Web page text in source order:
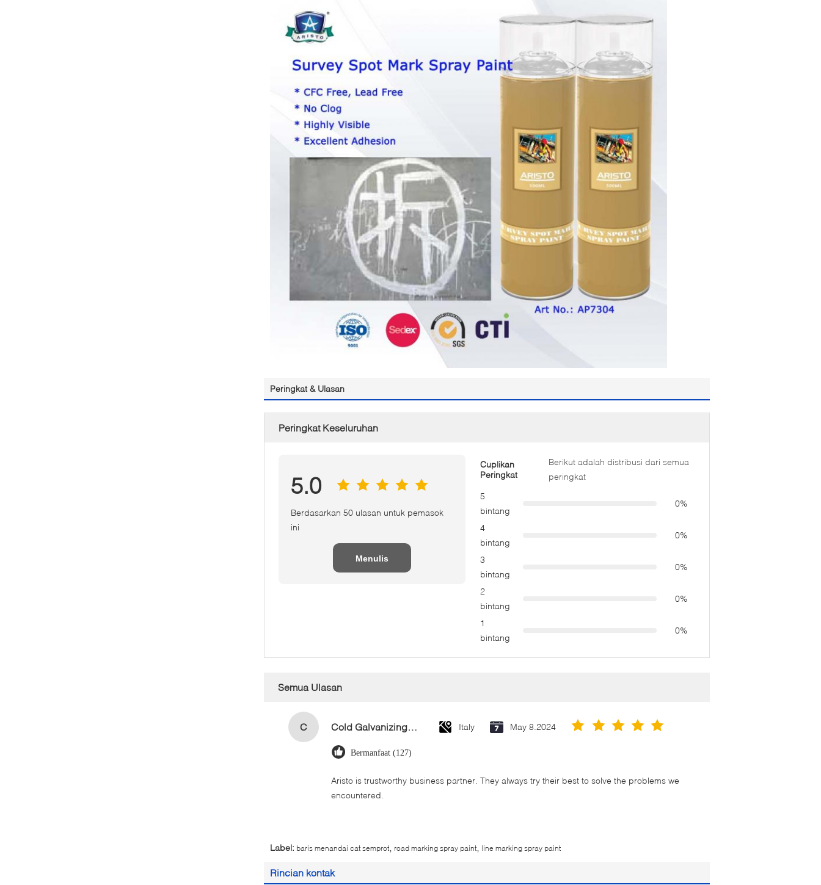
Peringkat & Ulasan
Peringkat Keseluruhan
5.0
Berdasarkan 50 ulasan untuk pemasok
ini
Menulis
Cuplikan
Peringkat
Berikut adalah distribusi dari semua
peringkat
5
bintang
0%
4
bintang
0%
3
bintang
0%
2
bintang
0%
1
bintang
0%
Semua Ulasan
C Cold Galvanizing Zinc Spray Paint 400ml Italy May 8.2024
Bermanfaat (127)
Aristo is trustworthy business partner. They always try their best to solve the problems we
encountered.
Label: baris menandai cat semprot road marking spray paint line marking spray paint
Rincian kontak